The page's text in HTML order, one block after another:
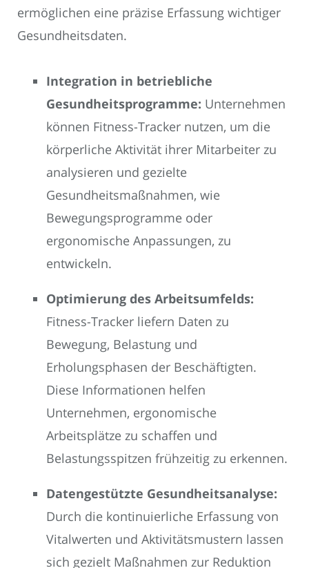
ermöglichen eine präzise Erfassung wichtiger
Gesundheitsdaten.
Integration in betriebliche
Gesundheitsprogramme: Unternehmen
können Fitness-Tracker nutzen, um die
körperliche Aktivität ihrer Mitarbeiter zu
analysieren und gezielte
Gesundheitsmaßnahmen, wie
Bewegungsprogramme oder
ergonomische Anpassungen, zu
entwickeln.
Optimierung des Arbeitsumfelds:
Fitness-Tracker liefern Daten zu
Bewegung, Belastung und
Erholungsphasen der Beschäftigten.
Diese Informationen helfen
Unternehmen, ergonomische
Arbeitsplätze zu schaffen und
Belastungsspitzen frühzeitig zu erkennen.
Datengestützte Gesundheitsanalyse:
Durch die kontinuierliche Erfassung von
Vitalwerten und Aktivitätsmustern lassen
sich gezielt Maßnahmen zur Reduktion